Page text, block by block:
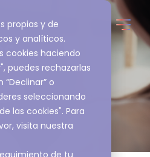
propias y de
y analíticos.
cookies haciendo
puedes rechazarlas
o
seleccionando
las cookies". Para
visita nuestra
de tu